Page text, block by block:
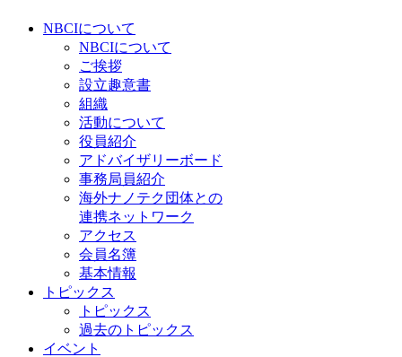
NBCIについて
NBCIについて
ご挨拶
設立趣意書
組織
活動について
役員紹介
アドバイザリーボード
事務局員紹介
海外ナノテク団体との
連携ネットワーク
アクセス
会員名簿
基本情報
トピックス
トピックス
過去のトピックス
イベント